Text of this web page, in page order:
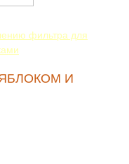
фильтра для
И